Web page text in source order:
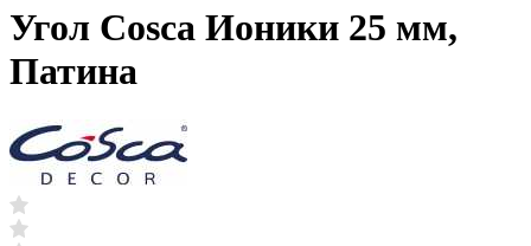
Угол Cosca Ионики 25 мм,
Патина